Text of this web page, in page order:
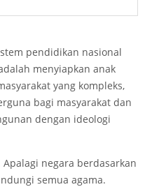
pendidikan nasional
menyiapkan anak
yang kompleks,
bagi masyarakat dan
dengan ideologi
negara berdasarkan
semua agama.